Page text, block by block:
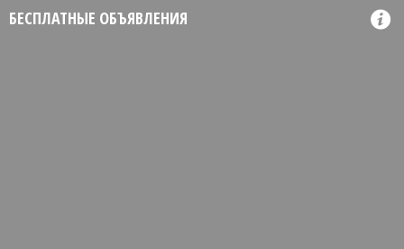
БЕСПЛАТНЫЕ ОБЪЯВЛЕНИЯ